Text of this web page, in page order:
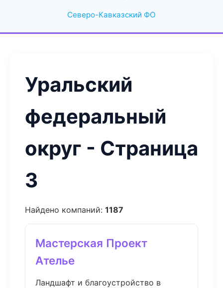
Северо-Кавказский ФО
Уральский
федеральный
округ - Страница
3
Найдено компаний: 1187
Мастерская Проект
Ателье
Ландшафт и благоустройство в